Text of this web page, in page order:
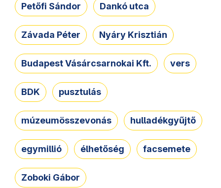
Petőfi Sándor Dankó utca
Závada Péter Nyáry Krisztián
Budapest Vásárcsarnokai Kft. vers
BDK pusztulás
múzeumösszevonás hulladékgyűjtő
egymillió élhetőség facsemete
Zoboki Gábor